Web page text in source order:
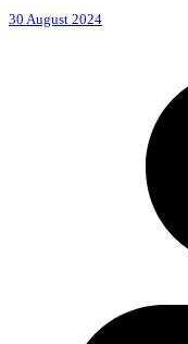
30 August 2024